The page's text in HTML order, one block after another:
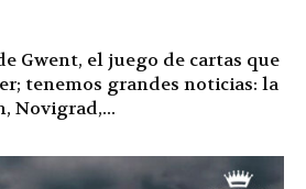
Gwent, el juego de cartas que
tenemos grandes noticias: la
Novigrad,...